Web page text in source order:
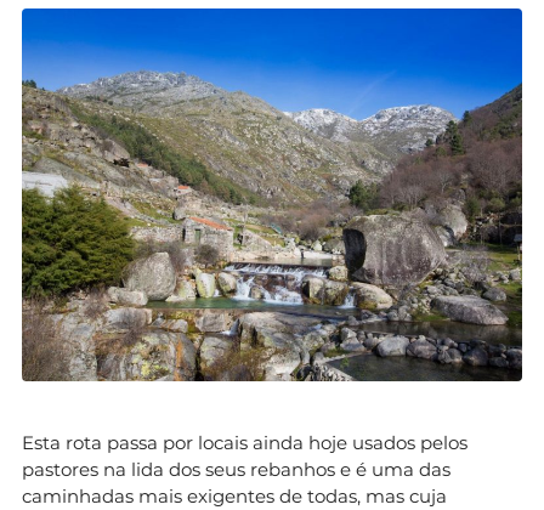
Esta rota passa por locais ainda hoje usados pelos
pastores na lida dos seus rebanhos e é uma das
caminhadas mais exigentes de todas, mas cuja